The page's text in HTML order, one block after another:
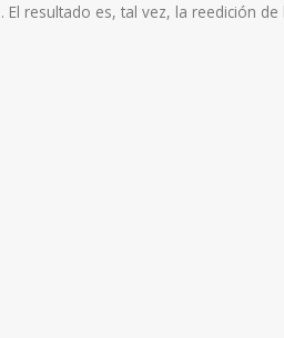
resultado es, tal vez, la reedición